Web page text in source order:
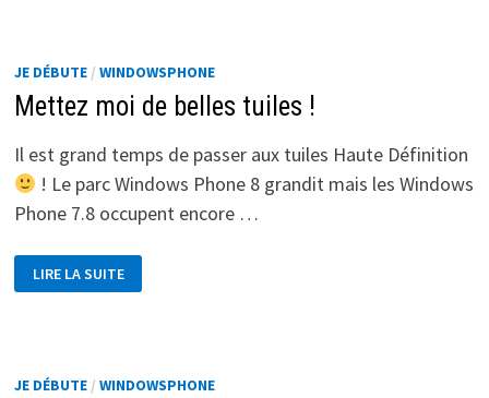
MICROSOFT
JE DÉBUTE/ WINDOWSPHONE
Mettez moi de belles tuiles !
Il est grand temps de passer aux tuiles Haute Définition
! Le parc Windows Phone 8 grandit mais les Windows
Phone 7.8 occupent encore …
MOI
DE
LIRE LA SUITE
JE DÉBUTE/ WINDOWSPHONE